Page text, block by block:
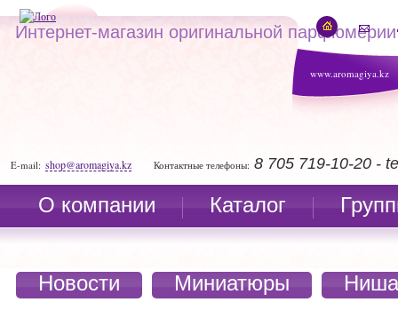
www.aromagiya.kz
Интернет-магазин оригинальной парфюмерии
E-mail: shop@aromagiya.kz Контактные телефоны: 8 705 719-10-20 -
О компании Каталог
Новости Миниатюры